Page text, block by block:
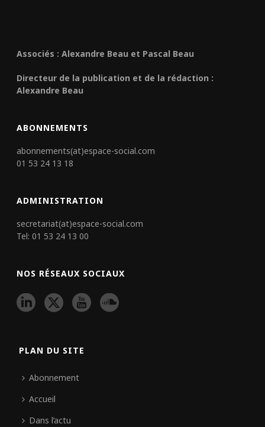
Associés : Alexandre Beau et Pascal Beau
Directeur de la publication et de la rédaction :
Alexandre Beau
ABONNEMENTS
abonnements(at)espace-social.com
01 53 24 13 18
ADMINISTRATION
secretariat(at)espace-social.com
Tel: 01 53 24 13 00
NOS RÉSEAUX SOCIAUX
PLAN DU SITE
Abonnement
Accueil
Dans l’actu